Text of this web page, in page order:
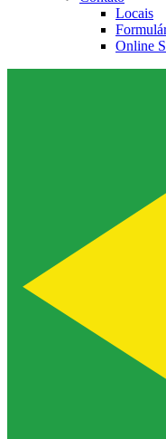
Aesculap Academy
Educação
Locais
Online